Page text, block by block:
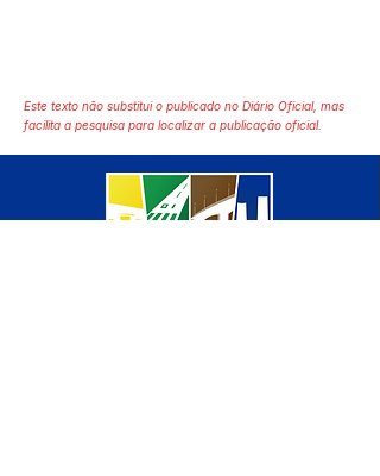
Este texto não substitui o publicado no Diário Oficial, mas
facilita a pesquisa para localizar a publicação oficial.